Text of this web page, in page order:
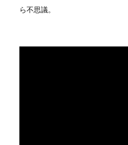
ら不思議。